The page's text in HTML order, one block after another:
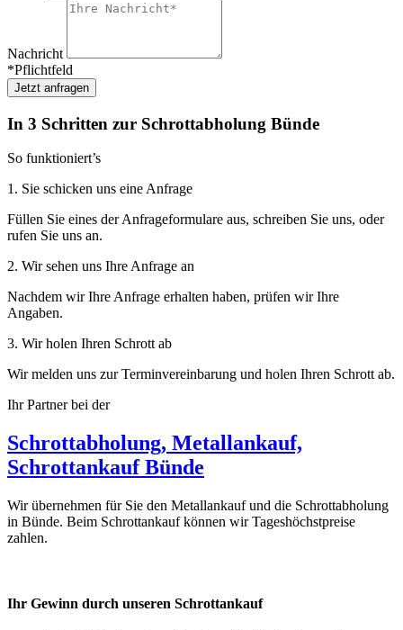
Nachricht
*Pflichtfeld
Jetzt anfragen
In 3 Schritten zur Schrottabholung Bünde
So funktioniert’s
1. Sie schicken uns eine Anfrage
Füllen Sie eines der Anfrageformulare aus, schreiben Sie uns, oder
rufen Sie uns an.
2. Wir sehen uns Ihre Anfrage an
Nachdem wir Ihre Anfrage erhalten haben, prüfen wir Ihre
Angaben.
3. Wir holen Ihren Schrott ab
Wir melden uns zur Terminvereinbarung und holen Ihren Schrott ab.
Ihr Partner bei der
Schrottabholung, Metallankauf,
Schrottankauf Bünde
Wir übernehmen für Sie den Metallankauf und die Schrottabholung
in Bünde. Beim Schrottankauf können wir Tageshöchstpreise
zahlen.
Ihr Gewinn durch unseren Schrottankauf